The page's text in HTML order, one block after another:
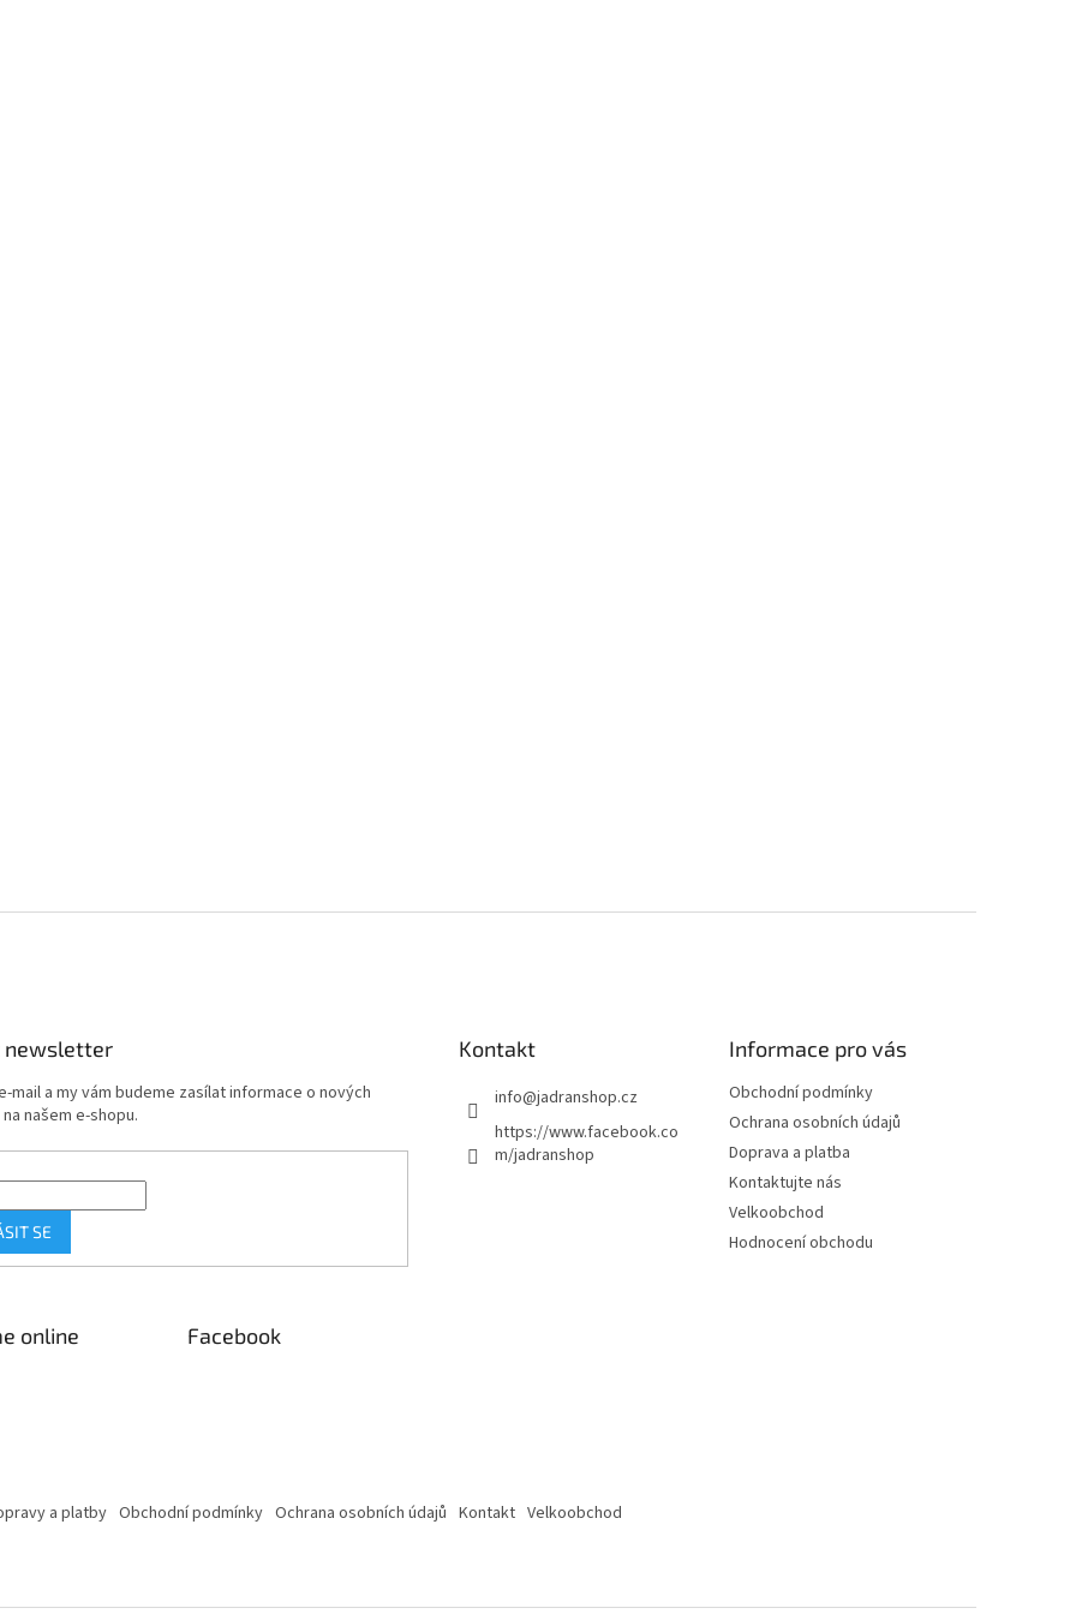
newsletter
mail a my vám budeme zasílat informace o nových
našem e-shopu.
SE
Kontakt
info@jadranshop.cz
https://www.facebook.co
m/jadranshop
Informace pro vás
Obchodní podmínky
Ochrana osobních údajů
Doprava a platba
Kontaktujte nás
Velkoobchod
Hodnocení obchodu
online
Facebook
a platby Obchodní podmínky Ochrana osobních údajů Kontakt Velkoobchod